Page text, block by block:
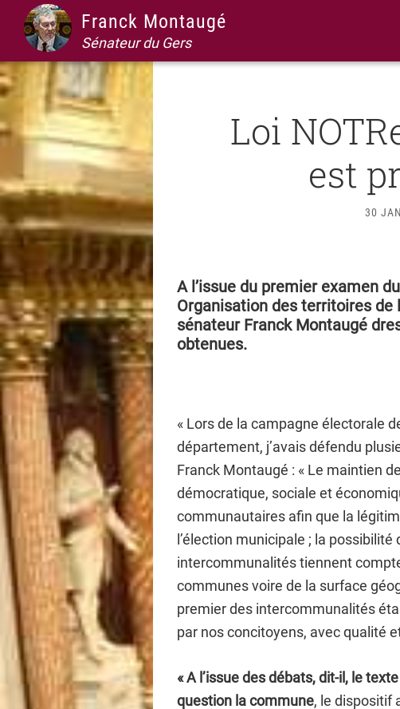
Passer
la
navigation
principale
Passer
contenu
principal
Passer
la
barre
latérale
principale
Passer
pied
de
page
Franck Montaugé
Sénateur du Gers
Loi
est
30
A l’issue du premier examen
Organisation des territoires de
sénateur Franck Montaugé
obtenues.
« Lors de la campagne électorale
département, j’avais défendu
Franck Montaugé : « Le maintien
démocratique, sociale et
communautaires afin que la
l’élection municipale ; la
intercommunalités tiennent
communes voire de la surface
premier des intercommunalités
par nos concitoyens, avec qualité
« A l’issue des débats, dit-il, le
question la commune, le dispositif